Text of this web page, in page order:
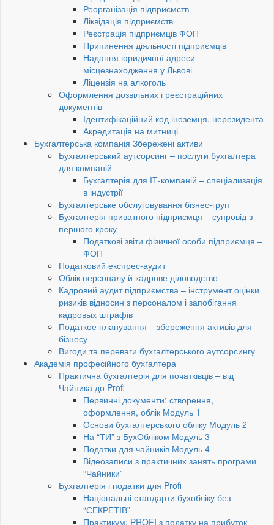
Реорганізація підприємств
Ліквідація підприємств
Реєстрація підприємців ФОП
Припинення діяльності підприємців
Надання юридичної адреси
місцезнаходження у Львові
Ліцензія на алкоголь
Оформлення дозвільних і реєстраційних
документів
Ідентифікаційний код іноземця, нерезидента
Акредитація на митниці
Бухгалтерська компанія Збережені активи
Бухгалтерський аутсорсинг – послуги бухгалтера
для компаній
Бухгалтерія для ІТ-компаній – спеціализація
в індустрії
Бухгалтерське обслуговування бізнес-груп
Бухгалтерія приватного підприємця – супровід з
першого кроку
Податкові звіти фізичної особи підприємця –
ФОП
Податковий експрес-аудит
Облік персоналу й кадрове діловодство
Кадровий аудит підприємства – інструмент оцінки
ризиків відносин з персоналом і запобігання
кадровых штрафів
Податкое планування – збереження активів для
бізнесу
Вигоди та переваги бухгалтерського аутсорсингу
Академія професійного бухгалтера
Практична бухгалтерія для початківців – від
Чайника до Profi
Первинні документи: створення,
оформлення, облік Модуль 1
Основи бухгалтерського обліку Модуль 2
На “ТИ” з БухОбліком Модуль 3
Податки для чайників Модуль 4
Відеозаписи з практичних занять програми
“Чайники”
Бухгалтерія і податки для Profi
Національні стандарти бухобліку без
“СЕКРЕТІВ”
Практикум: PROFI з податку на прибуток